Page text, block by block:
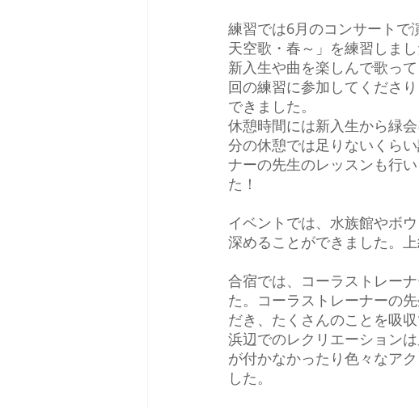
練習では6月のコンサートで
天空歌・春～」を練習しま
新入生や曲を楽しんで歌っ
回の練習に参加してくださ
できました。
休憩時間には新入生から緑
分の休憩では足りないくら
ナーの先生のレッスンも行
た！
イベントでは、水族館やボ
深めることができました。
合宿では、コーラストレー
た。コーラストレーナーの
だき、たくさんのことを吸収
浜辺でのレクリエーション
が付かなかったり色々なア
した。